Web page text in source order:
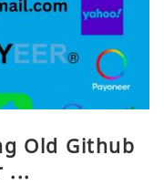
Old Github
...